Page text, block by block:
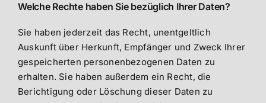
Welche Rechte haben Sie bezüglich Ihrer Daten?
Sie haben jederzeit das Recht, unentgeltlich
Auskunft über Herkunft, Empfänger und Zweck Ihrer
gespeicherten personenbezogenen Daten zu
erhalten. Sie haben außerdem ein Recht, die
Berichtigung oder Löschung dieser Daten zu